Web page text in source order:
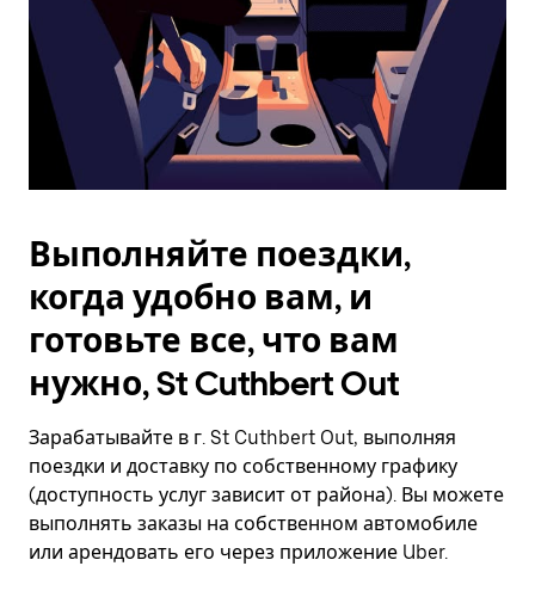
Выполняйте поездки,
когда удобно вам, и
готовьте все, что вам
нужно, St Cuthbert Out
Зарабатывайте в г. St Cuthbert Out, выполняя
поездки и доставку по собственному графику
(доступность услуг зависит от района). Вы можете
выполнять заказы на собственном автомобиле
или арендовать его через приложение Uber.